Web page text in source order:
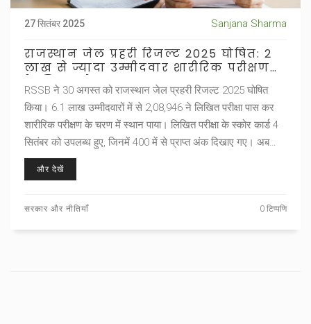
27 सितंबर 2025 Sanjana Sharma
राजस्थान जेल प्रहरी रिजल्ट 2025 घोषित: 2
लाख से ज्यादा उम्मीदवार शारीरिक परीक्षण
के लिए चुने गए
RSSB ने 30 अगस्त को राजस्थान जेल प्रहरी रिजल्ट 2025 घोषित
किया। 6.1 लाख उम्मीदवारों में से 2,08,946 ने लिखित परीक्षा पास कर
शारीरिक परीक्षण के चरण में स्थान पाया। लिखित परीक्षा के स्कोर कार्ड 4
सितंबर को उपलब्ध हुए, जिनमें 400 में से प्राप्त अंक दिखाए गए। अब
शॉर्टलिस्टेड उम्मीदवार PET और PST के लिए तैयारी कर रहे हैं। परिणाम
PDF के रूप में RSSB की आधिकारिक वेबसाइट पर उपलब्ध है।
और देखें
सरकार और नीतियाँ 0 टिप्पणि